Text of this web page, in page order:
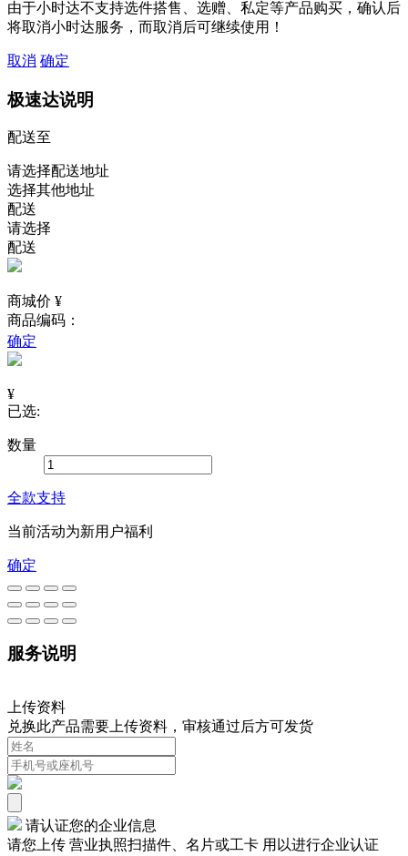
由于小时达不支持选件搭售、选赠、私定等产品购买，确认后
将取消小时达服务，而取消后可继续使用！
取消 确定
极速达说明
配送至
请选择配送地址
选择其他地址
配送
请选择
配送
商城价 ¥
商品编码：
确定
¥
已选:
数量
全款支持
当前活动为新用户福利
确定
服务说明
上传资料
兑换此产品需要上传资料，审核通过后方可发货
请认证您的企业信息
请您上传 营业执照扫描件、名片或工卡 用以进行企业认证